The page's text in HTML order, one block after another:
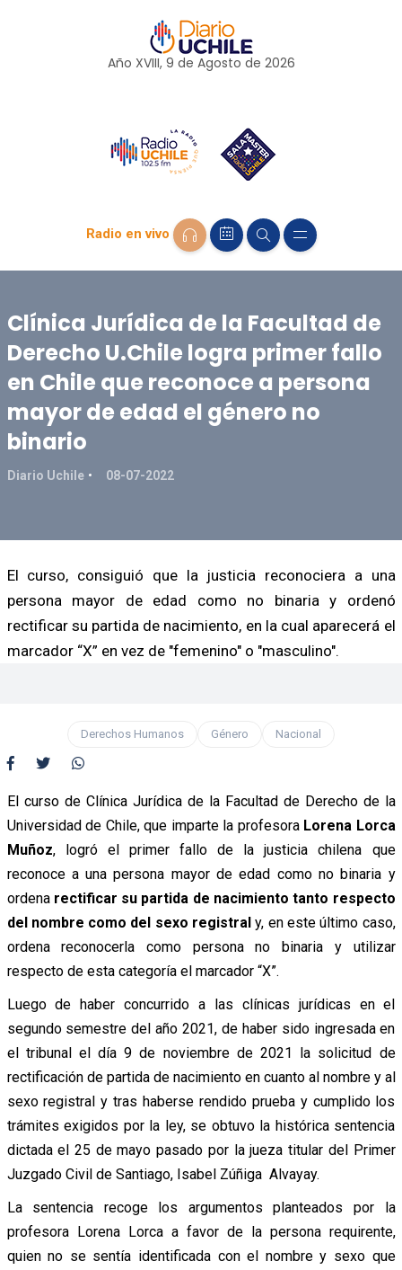
Año XVIII, 9 de Agosto de 2026
Radio en vivo
Clínica Jurídica de la Facultad de
Derecho U.Chile logra primer fallo
en Chile que reconoce a persona
mayor de edad el género no
binario
Diario Uchile 08-07-2022
El curso, consiguió que la justicia reconociera a una
persona mayor de edad como no binaria y ordenó
rectificar su partida de nacimiento, en la cual aparecerá el
marcador “X” en vez de "femenino" o "masculino".
Derechos Humanos Género Nacional
El curso de Clínica Jurídica de la Facultad de Derecho de la
Universidad de Chile, que imparte la profesora Lorena Lorca
Muñoz, logró el primer fallo de la justicia chilena que
reconoce a una persona mayor de edad como no binaria y
ordena rectificar su partida de nacimiento tanto respecto
del nombre como del sexo registraly, en este último caso,
ordena reconocerla como persona no binaria y utilizar
respecto de esta categoría el marcador “X”.
Luego de haber concurrido a las clínicas jurídicas en el
segundo semestre del año 2021, de haber sido ingresada en
el tribunal el día 9 de noviembre de 2021 la solicitud de
rectificación de partida de nacimiento en cuanto al nombre y al
sexo registral y tras haberse rendido prueba y cumplido los
trámites exigidos por la ley, se obtuvo la histórica sentencia
dictada el 25 de mayo pasado por la jueza titular del Primer
Juzgado Civil de Santiago, Isabel Zúñiga Alvayay.
La sentencia recoge los argumentos planteados por la
profesora Lorena Lorca a favor de la persona requirente,
quien no se sentía identificada con el nombre y sexo que